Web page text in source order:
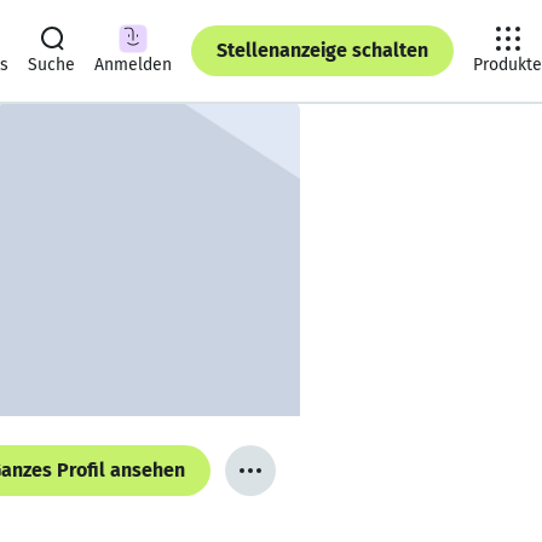
Suche Anmelden
Stellenanzeige schalten
Produkte
Profil ansehen